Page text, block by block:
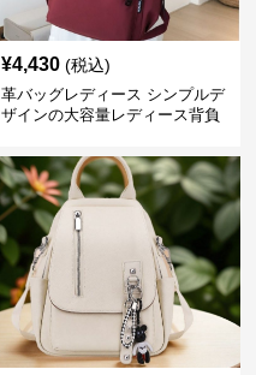
¥4,430 (税込)
革バッグレディース シンプルデ
ザインの大容量レディース背負